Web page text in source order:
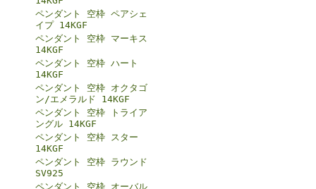
ペンダント 空枠 ペアシェ
イプ 14KGF
ペンダント 空枠 マーキス
14KGF
ペンダント 空枠 ハート
14KGF
ペンダント 空枠 オクタゴ
ン/エメラルド 14KGF
ペンダント 空枠 トライア
ングル 14KGF
ペンダント 空枠 スター
14KGF
ペンダント 空枠 ラウンド
SV925
ペンダント 空枠 オーバル